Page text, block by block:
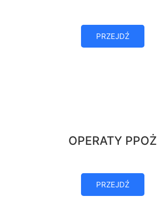
PRZEJDŹ
OPERATY PPOŻ
PRZEJDŹ